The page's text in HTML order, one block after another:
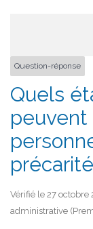
Question-réponse
Quels
peuvent
Vérifié le 27
administrative